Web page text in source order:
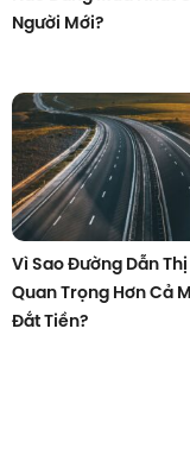
Người Mới?
Vì Sao Đường Dẫn
Quan Trọng Hơn Cả
Đắt Tiền?